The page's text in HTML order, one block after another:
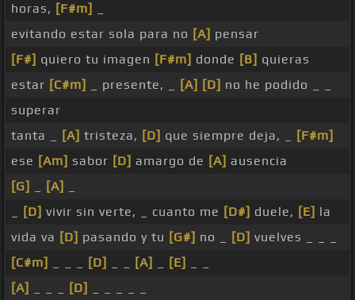
horas, [F#m]
evitando estar sola para no [A] pensar
[F#] quiero tu imagen [F#m] donde [B] quieras
estar [C#m] _ presente, _ [A] [D] no he podido _ _
superar
tanta _
[A] tristeza, [D] que siempre deja, _
[F#m]
ese [Am] sabor [D] amargo de [A] ausencia
[G]
[A]
[D] vivir sin verte, _ cuanto me [D#] duele, [E] la
vida va [D] pasando y tu [G#] no _ [D] vuelves _ _ _
[C#m]
[D] [A] [E]
[A]
[D]